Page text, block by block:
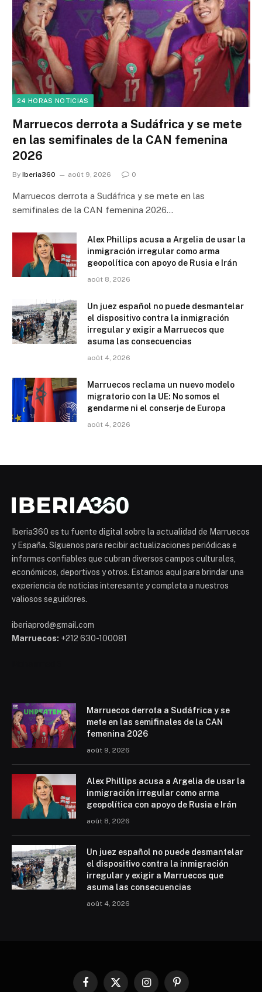
24 HORAS NOTICIAS
Marruecos derrota a Sudáfrica y se mete
en las semifinales de la CAN femenina
2026
By Iberia360 août 9, 2026 0
Marruecos derrota a Sudáfrica y se mete en las
semifinales de la CAN femenina 2026…
Alex Phillips acusa a Argelia de usar la
inmigración irregular como arma
geopolítica con apoyo de Rusia e Irán
août 8, 2026
Un juez español no puede desmantelar
el dispositivo contra la inmigración
irregular y exigir a Marruecos que
asuma las consecuencias
août 4, 2026
Marruecos reclama un nuevo modelo
migratorio con la UE: No somos el
gendarme ni el conserje de Europa
août 4, 2026
Iberia360 es tu fuente digital sobre la actualidad de Marruecos
y España. Síguenos para recibir actualizaciones periódicas e
informes confiables que cubran diversos campos culturales,
económicos, deportivos y otros. Estamos aquí para brindar una
experiencia de noticias interesante y completa a nuestros
valiosos seguidores.
iberiaprod@gmail.com
Marruecos: +212 630-100081
Marruecos derrota a Sudáfrica y se
mete en las semifinales de la CAN
femenina 2026
août 9, 2026
Alex Phillips acusa a Argelia de usar la
inmigración irregular como arma
geopolítica con apoyo de Rusia e Irán
août 8, 2026
Un juez español no puede desmantelar
el dispositivo contra la inmigración
irregular y exigir a Marruecos que
asuma las consecuencias
août 4, 2026
Facebook
X InstagramPinterest